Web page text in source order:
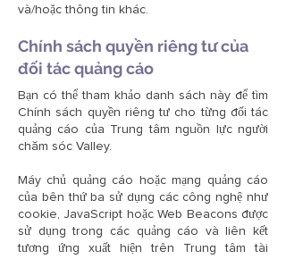
và/hoặc thông tin khác.
Chính sách quyền riêng tư của
đối tác quảng cáo
Bạn có thể tham khảo danh sách này để tìm
Chính sách quyền riêng tư cho từng đối tác
quảng cáo của Trung tâm nguồn lực người
chăm sóc Valley.
Máy chủ quảng cáo hoặc mạng quảng cáo
của bên thứ ba sử dụng các công nghệ như
cookie, JavaScript hoặc Web Beacons được
sử dụng trong các quảng cáo và liên kết
tương ứng xuất hiện trên Trung tâm tài